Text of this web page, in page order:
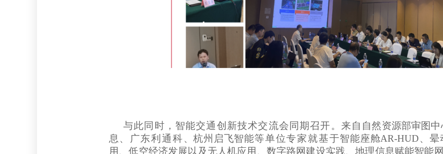
与此同时，智能交通创新技术交流会同期召开。来自 自然资源部审图
息 、广东利通科、杭州启飞智能等单位专家就基于智能座舱AR-HUD、
用、低空经济发展以及无人机应用、 数字路网建设实践、地理信息赋能智能